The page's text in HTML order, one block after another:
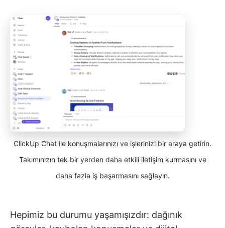
ClickUp Chat ile konuşmalarınızı ve işlerinizi bir araya getirin.
Takımınızın tek bir yerden daha etkili iletişim kurmasını ve
daha fazla iş başarmasını sağlayın.
Hepimiz bu durumu yaşamışızdır: dağınık